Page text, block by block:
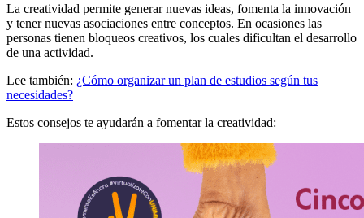
La creatividad permite generar nuevas ideas, fomenta la innovación
y tener nuevas asociaciones entre conceptos. En ocasiones las
personas tienen bloqueos creativos, los cuales dificultan el desarrollo
de una actividad.
Lee también: ¿Cómo organizar un plan de estudios según tus
necesidades?
Estos consejos te ayudarán a fomentar la creatividad: